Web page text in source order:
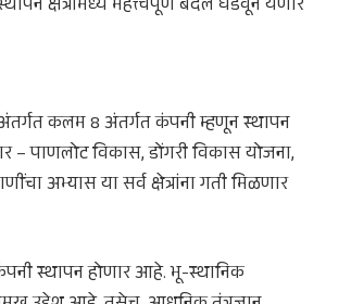
कलम 8 अंतर्गत कंपनी म्हणून स्थापन
– पाणलोट विकास, डोंगरी विकास योजना,
अभ्यास या सर्व क्षेत्रांना गती मिळणार
स्थापन होणार आहे. भू-स्थानिक